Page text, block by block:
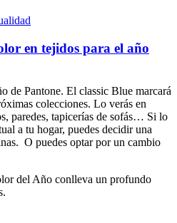
en tejidos para el año
de Pantone. El classic Blue marcará
colecciones. Lo verás en
paredes, tapicerías de sofás… Si lo
a tu hogar, puedes decidir una
O puedes optar por un cambio
del Año conlleva un profundo